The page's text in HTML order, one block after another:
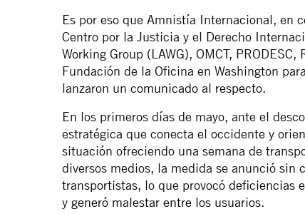
Es por eso que Amnistía Internacional, en
Centro por la Justicia y el Derecho
Working Group (LAWG), OMCT,
Fundación de la Oficina en Washington
lanzaron un comunicado al respecto.
En los primeros días de mayo, ante el
estratégica que conecta el occidente y
situación ofreciendo una semana de
diversos medios, la medida se anunció sin
transportistas, lo que provocó deficiencias
y generó malestar entre los usuarios.